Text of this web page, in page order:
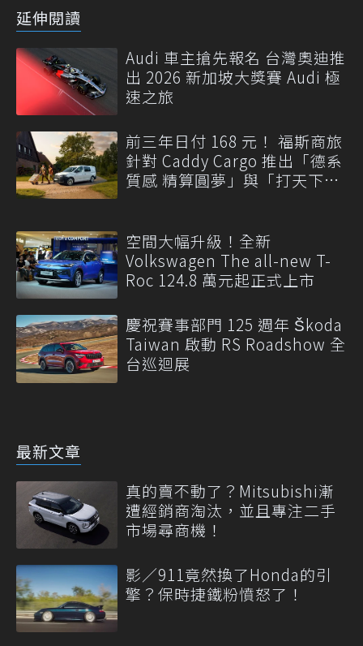
延伸閱讀
Audi 車主搶先報名 台灣奧迪推
出 2026 新加坡大獎賽 Audi 極
速之旅
前三年日付 168 元！ 福斯商旅
針對 Caddy Cargo 推出「德系
質感 精算圓夢」與「打天下」
空間大幅升級！全新
Volkswagen The all-new T-
Roc 124.8 萬元起正式上市
慶祝賽事部門 125 週年 Škoda
Taiwan 啟動 RS Roadshow 全
台巡迴展
最新文章
真的賣不動了？Mitsubishi漸
遭經銷商淘汰，並且專注二手
市場尋商機！
影／911竟然換了Honda的引
擎？保時捷鐵粉憤怒了！